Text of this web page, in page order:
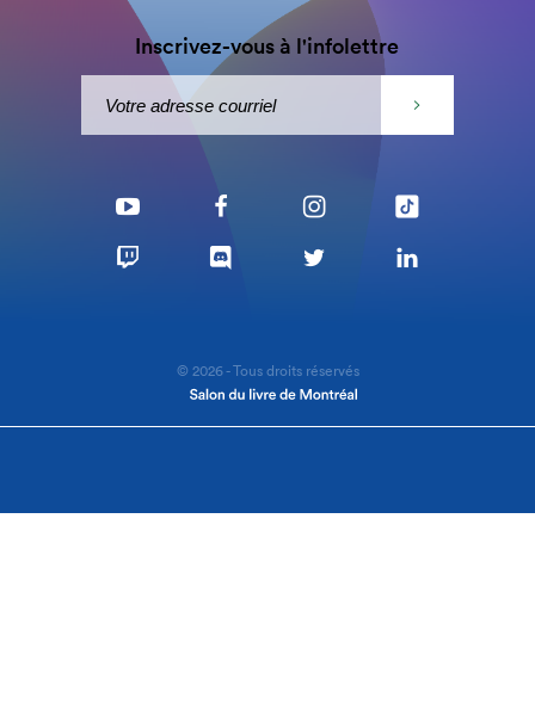
Inscrivez-vous à l'infolettre
© 2026 - Tous droits réservés